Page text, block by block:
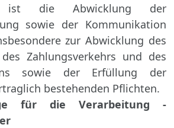
ist die Abwicklung der
sowie der Kommunikation
zur Abwicklung des
Zahlungsverkehrs und des
sowie der Erfüllung der
bestehenden Pflichten.
für die Verarbeitung -